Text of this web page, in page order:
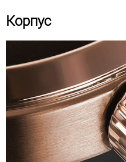
Корпус